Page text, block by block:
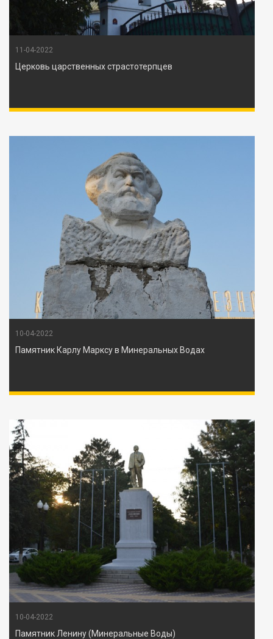
11-04-2022
Церковь царственных страстотерпцев
10-04-2022
Памятник Карлу Марксу в Минеральных Водах
10-04-2022
Памятник Ленину (Минеральные Воды)